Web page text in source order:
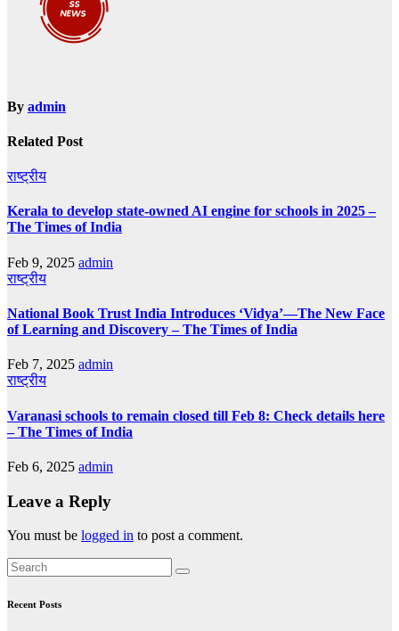
By admin
Related Post
राष्ट्रीय
Kerala to develop state-owned AI engine for schools in 2025 –
The Times of India
Feb 9, 2025 admin
राष्ट्रीय
National Book Trust India Introduces ‘Vidya’—The New Face
of Learning and Discovery – The Times of India
Feb 7, 2025 admin
राष्ट्रीय
Varanasi schools to remain closed till Feb 8: Check details here
– The Times of India
Feb 6, 2025 admin
Leave a Reply
You must be logged in to post a comment.
Recent Posts